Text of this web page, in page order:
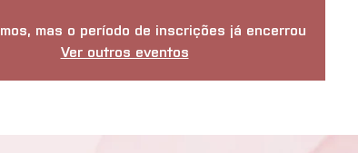
mas o período de inscrições já encerrou
Ver outros eventos